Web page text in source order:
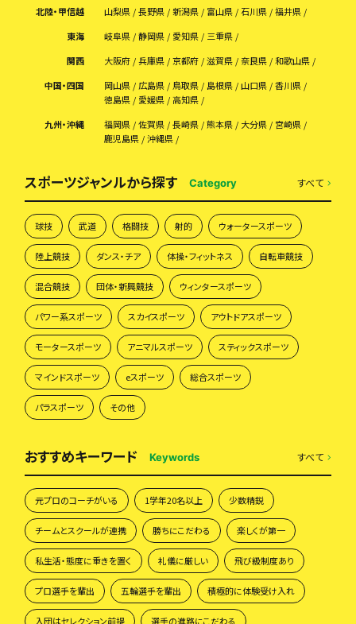
北陸・甲信越
山梨県 長野県 新潟県 富山県 石川県
福井県
東海
岐阜県 静岡県 愛知県
三重県
関西
大阪府 兵庫県 京都府 滋賀県 奈良県
和歌山県
中国・四国
岡山県 広島県 鳥取県 島根県 山口県
香川県
徳島県
愛媛県
高知県
九州・沖縄
福岡県 佐賀県 長崎県 熊本県 大分県
宮崎県
鹿児島県
沖縄県
スポーツジャンルから探す Category すべて
球技 武道 格闘技 射的 ウォータースポーツ
陸上競技 ダンス・チア 体操・フィットネス 自転車競技
混合競技 団体・新興競技 ウィンタースポーツ
パワー系スポーツ スカイスポーツ アウトドアスポーツ
モータースポーツ アニマルスポーツ スティックスポーツ
マインドスポーツ eスポーツ 総合スポーツ
パラスポーツ その他
おすすめキーワード Keywords すべて
元プロのコーチがいる 1学年20名以上 少数精鋭
チームとスクールが連携 勝ちにこだわる 楽しくが第一
私生活・態度に重きを置く 礼儀に厳しい 飛び級制度あり
プロ選手を輩出 五輪選手を輩出 積極的に体験受け入れ
入団はセレクション前提 選手の進路にこだわる